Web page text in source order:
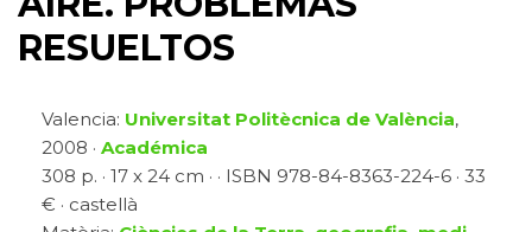
RESUELTOS
Valencia: Universitat Politècnica de València,
2008 · Académica
308 p. · 17 x 24 cm · · ISBN 978-84-8363-224-6 · 33
€ · castellà